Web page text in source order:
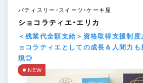
パティスリー・スイーツ・ケーキ屋
ショコラティエ・エリカ
＜残業代全額支給＞資格取得支援制度
ョコラティエとしての成長＆人間力
境◎
NEW